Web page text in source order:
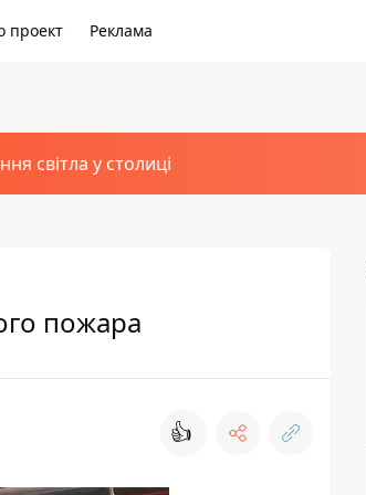
проект Реклама
світла у столиці
пожара
👍